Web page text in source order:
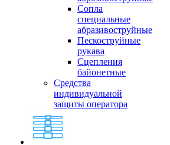
Сопла
специальные
абразивоструйные
Пескоструйные
рукава
Сцепления
байонетные
Средства
индивидуальной
защиты оператора